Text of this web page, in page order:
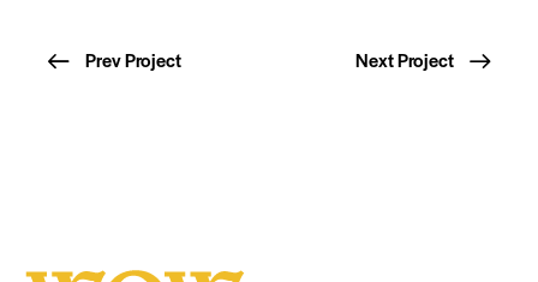
Prev Project Next Project